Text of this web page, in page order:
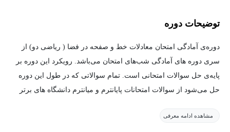
توضیحات دوره
دوره‌ی آمادگی امتحان معادلات خط و صفحه در فضا ( ریاضی دو) از
سری دوره های آمادگی شب‌های امتحان می‌باشد. رویکرد این دوره بر
پایه‌ی حل سوالات امتحانی است. تمام سوالاتی که در طول این دوره
حل می‌شود از سوالات امتحانات پایانترم و میانترم دانشگاه های برتر
هم چنین در انتهای هر فصل یک کوییز برای دانشجویان طرح شده است
مشاهده ادامه معرفی